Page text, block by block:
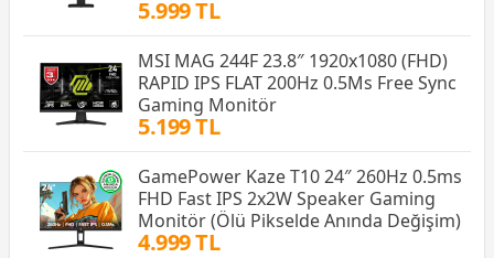
5.999 TL
MSI MAG 244F 23.8″ 1920x1080 (FHD)
RAPID IPS FLAT 200Hz 0.5Ms Free Sync
Gaming Monitör
5.199 TL
GamePower Kaze T10 24″ 260Hz 0.5ms
FHD Fast IPS 2x2W Speaker Gaming
Monitör (Ölü Pikselde Anında Değişim)
4.999 TL